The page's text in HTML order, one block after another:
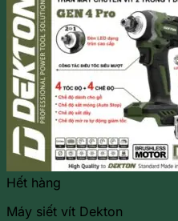
Hết hàng
Máy siết vít Dekton